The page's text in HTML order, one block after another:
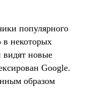
популярного
в некоторых
видят новые
Google.
образом